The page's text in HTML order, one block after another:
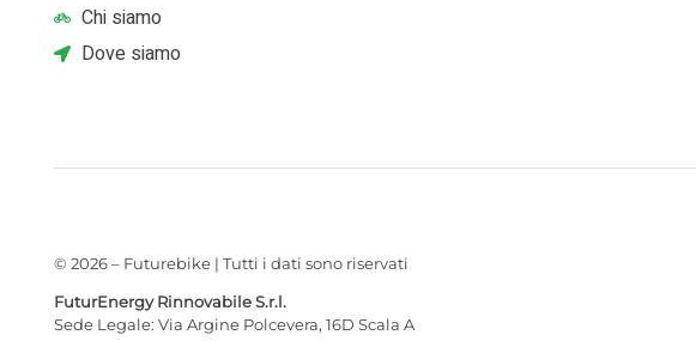
Chi siamo
Dove siamo
© 2026 – Futurebike | Tutti i dati sono riservati
FuturEnergy Rinnovabile S.r.l.
Sede Legale: Via Argine Polcevera, 16D Scala A